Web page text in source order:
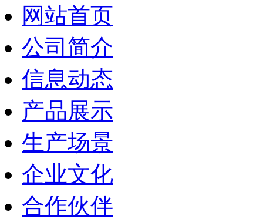
网站首页
公司简介
信息动态
产品展示
生产场景
企业文化
合作伙伴